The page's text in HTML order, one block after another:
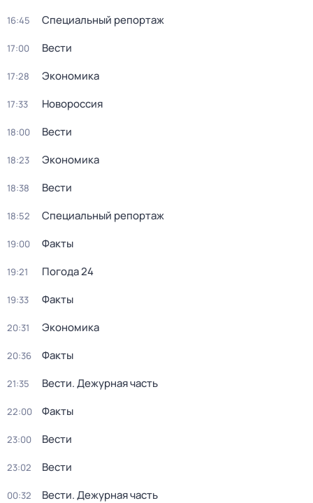
16:45 Специальный репортаж
17:00 Вести
17:28 Экономика
17:33 Новороссия
18:00 Вести
18:23 Экономика
18:38 Вести
18:52 Специальный репортаж
19:00 Факты
19:21 Погода 24
19:33 Факты
20:31 Экономика
20:36 Факты
21:35 Вести. Дежурная часть
22:00 Факты
23:00 Вести
23:02 Вести
00:32 Вести. Дежурная часть